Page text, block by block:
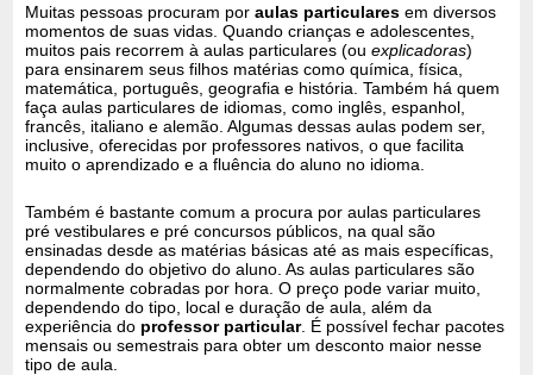
Muitas pessoas procuram poraulas particulares em diversos
momentos de suas vidas. Quando crianças e adolescentes,
muitos pais recorrem à aulas particulares (ouexplicadoras)
para ensinarem seus filhos matérias como química, física,
matemática, português, geografia e história. Também há quem
faça aulas particulares de idiomas, como inglês, espanhol,
francês, italiano e alemão. Algumas dessas aulas podem ser,
inclusive, oferecidas por professores nativos, o que facilita
muito o aprendizado e a fluência do aluno no idioma.
Também é bastante comum a procura por aulas particulares
pré vestibulares e pré concursos públicos, na qual são
ensinadas desde as matérias básicas até as mais específicas,
dependendo do objetivo do aluno. As aulas particulares são
normalmente cobradas por hora. O preço pode variar muito,
dependendo do tipo, local e duração de aula, além da
experiência do professor particular. É possível fechar pacotes
mensais ou semestrais para obter um desconto maior nesse
tipo de aula.